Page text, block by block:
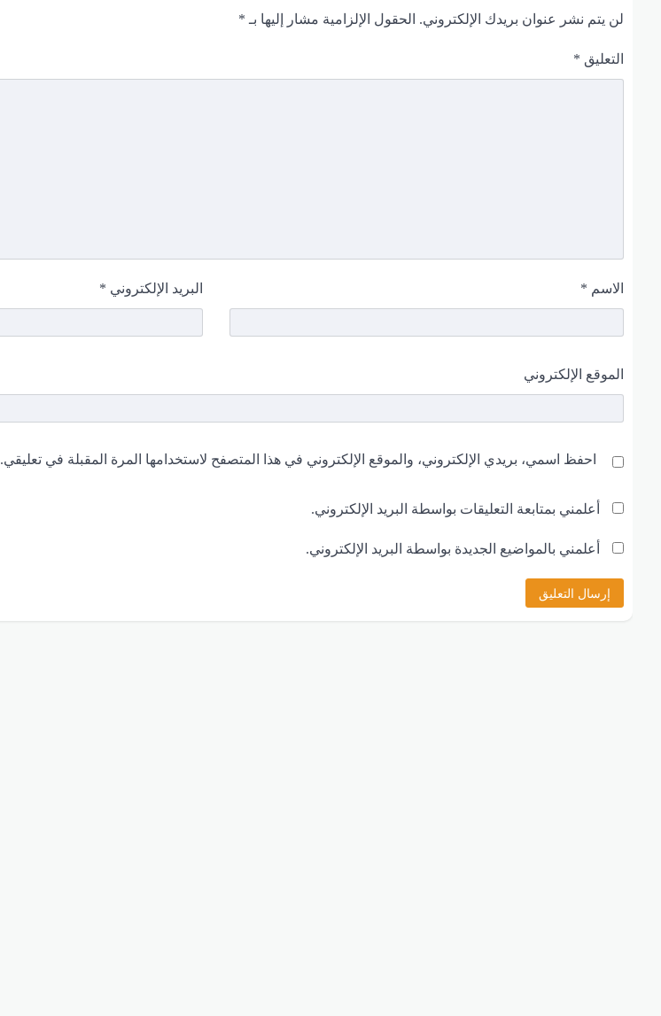
لن يتم نشر عنوان بريدك الإلكتروني. الحقول الإلزامية مشار إليها بـ *
التعليق *
الاسم * البريد الإلكتروني *
الموقع الإلكتروني
احفظ اسمي، بريدي الإلكتروني، والموقع الإلكتروني في هذا المتصفح لاستخدامها المرة المقبلة في تعليقي.
أعلمني بمتابعة التعليقات بواسطة البريد الإلكتروني.
أعلمني بالمواضيع الجديدة بواسطة البريد الإلكتروني.